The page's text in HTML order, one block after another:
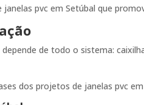
pvc em Setúbal que
de todo o sistema:
dos projetos de janelas pvc